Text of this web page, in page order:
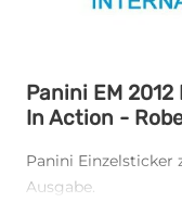
Panini EM
In Action -
Panini Einzelsticker
Ausgabe.